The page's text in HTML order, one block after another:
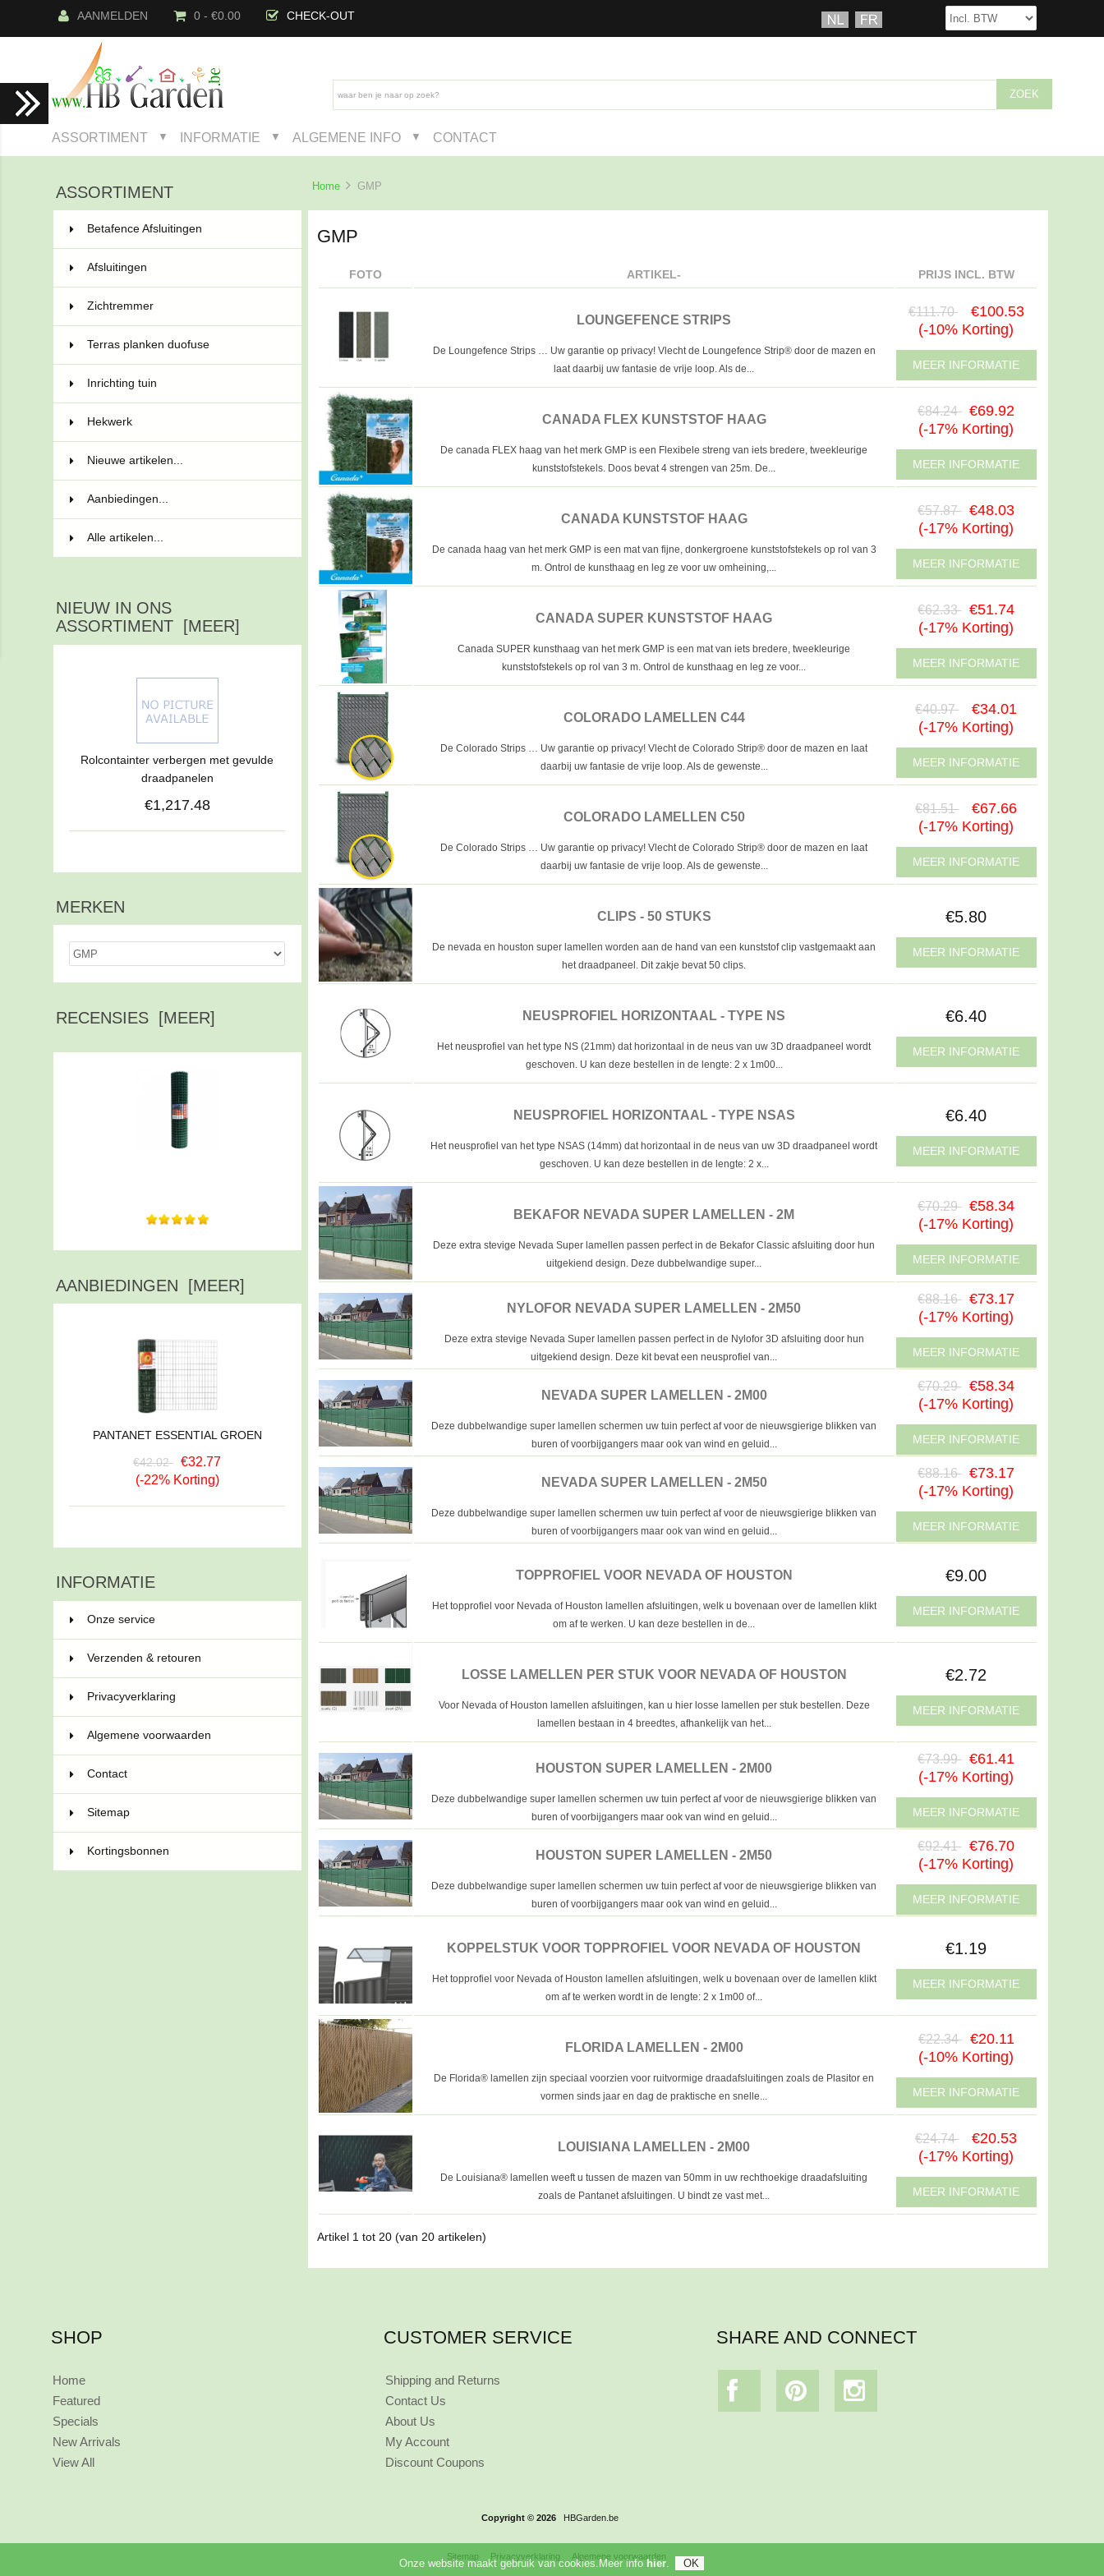
AANMELDEN 0 - €0.00 CHECK-OUT
ASSORTIMENT ▼ INFORMATIE ▼ ALGEMENE INFO ▼ CONTACT
ASSORTIMENT
Betafence Afsluitingen
Afsluitingen
Zichtremmer
Terras planken duofuse
Inrichting tuin
Hekwerk
Nieuwe artikelen...
Aanbiedingen...
Alle artikelen...
NIEUW IN ONS
ASSORTIMENT [MEER]
Rolcontainter verbergen met gevulde
draadpanelen
€1,217.48
MERKEN
RECENSIES [MEER]
AANBIEDINGEN [MEER]
PANTANET ESSENTIAL GROEN
€42.02
€32.77
(-22% Korting)
INFORMATIE
Onze service
Verzenden & retouren
Privacyverklaring
Algemene voorwaarden
Contact
Sitemap
Kortingsbonnen
Home GMP
GMP
FOTO ARTIKEL- PRIJS INCL. BTW
LOUNGEFENCE STRIPS
De Loungefence Strips … Uw garantie op privacy! Vlecht de Loungefence Strip® door de mazen en
laat daarbij uw fantasie de vrije loop. Als de...
€111.70
€100.53
(-10% Korting)
MEER INFORMATIE
CANADA FLEX KUNSTSTOF HAAG
De canada FLEX haag van het merk GMP is een Flexibele streng van iets bredere, tweekleurige
kunststofstekels. Doos bevat 4 strengen van 25m. De...
€84.24 €69.92
(-17% Korting)
MEER INFORMATIE
CANADA KUNSTSTOF HAAG
De canada haag van het merk GMP is een mat van fijne, donkergroene kunststofstekels op rol van 3
m. Ontrol de kunsthaag en leg ze voor uw omheining,...
€57.87 €48.03
(-17% Korting)
MEER INFORMATIE
CANADA SUPER KUNSTSTOF HAAG
Canada SUPER kunsthaag van het merk GMP is een mat van iets bredere, tweekleurige
kunststofstekels op rol van 3 m. Ontrol de kunsthaag en leg ze voor...
€62.33 €51.74
(-17% Korting)
MEER INFORMATIE
COLORADO LAMELLEN C44
De Colorado Strips … Uw garantie op privacy! Vlecht de Colorado Strip® door de mazen en laat
daarbij uw fantasie de vrije loop. Als de gewenste...
€40.97
€34.01
(-17% Korting)
MEER INFORMATIE
COLORADO LAMELLEN C50
De Colorado Strips … Uw garantie op privacy! Vlecht de Colorado Strip® door de mazen en laat
daarbij uw fantasie de vrije loop. Als de gewenste...
€81.51
€67.66
(-17% Korting)
MEER INFORMATIE
CLIPS - 50 STUKS
De nevada en houston super lamellen worden aan de hand van een kunststof clip vastgemaakt aan
het draadpaneel. Dit zakje bevat 50 clips.
€5.80
MEER INFORMATIE
NEUSPROFIEL HORIZONTAAL - TYPE NS
Het neusprofiel van het type NS (21mm) dat horizontaal in de neus van uw 3D draadpaneel wordt
geschoven. U kan deze bestellen in de lengte: 2 x 1m00...
€6.40
MEER INFORMATIE
NEUSPROFIEL HORIZONTAAL - TYPE NSAS
Het neusprofiel van het type NSAS (14mm) dat horizontaal in de neus van uw 3D draadpaneel wordt
geschoven. U kan deze bestellen in de lengte: 2 x...
€6.40
MEER INFORMATIE
BEKAFOR NEVADA SUPER LAMELLEN - 2M
Deze extra stevige Nevada Super lamellen passen perfect in de Bekafor Classic afsluiting door hun
uitgekiend design. Deze dubbelwandige super...
€70.29 €58.34
(-17% Korting)
MEER INFORMATIE
NYLOFOR NEVADA SUPER LAMELLEN - 2M50
Deze extra stevige Nevada Super lamellen passen perfect in de Nylofor 3D afsluiting door hun
uitgekiend design. Deze kit bevat een neusprofiel van...
€88.16 €73.17
(-17% Korting)
MEER INFORMATIE
NEVADA SUPER LAMELLEN - 2M00
Deze dubbelwandige super lamellen schermen uw tuin perfect af voor de nieuwsgierige blikken van
buren of voorbijgangers maar ook van wind en geluid...
€70.29 €58.34
(-17% Korting)
MEER INFORMATIE
NEVADA SUPER LAMELLEN - 2M50
Deze dubbelwandige super lamellen schermen uw tuin perfect af voor de nieuwsgierige blikken van
buren of voorbijgangers maar ook van wind en geluid...
€88.16 €73.17
(-17% Korting)
MEER INFORMATIE
TOPPROFIEL VOOR NEVADA OF HOUSTON
Het topprofiel voor Nevada of Houston lamellen afsluitingen, welk u bovenaan over de lamellen klikt
om af te werken. U kan deze bestellen in de...
€9.00
MEER INFORMATIE
LOSSE LAMELLEN PER STUK VOOR NEVADA OF HOUSTON
Voor Nevada of Houston lamellen afsluitingen, kan u hier losse lamellen per stuk bestellen. Deze
lamellen bestaan in 4 breedtes, afhankelijk van het...
€2.72
MEER INFORMATIE
HOUSTON SUPER LAMELLEN - 2M00
Deze dubbelwandige super lamellen schermen uw tuin perfect af voor de nieuwsgierige blikken van
buren of voorbijgangers maar ook van wind en geluid...
€73.99 €61.41
(-17% Korting)
MEER INFORMATIE
HOUSTON SUPER LAMELLEN - 2M50
Deze dubbelwandige super lamellen schermen uw tuin perfect af voor de nieuwsgierige blikken van
buren of voorbijgangers maar ook van wind en geluid...
€92.41 €76.70
(-17% Korting)
MEER INFORMATIE
KOPPELSTUK VOOR TOPPROFIEL VOOR NEVADA OF HOUSTON
Het topprofiel voor Nevada of Houston lamellen afsluitingen, welk u bovenaan over de lamellen klikt
om af te werken wordt in de lengte: 2 x 1m00 of...
€1.19
MEER INFORMATIE
FLORIDA LAMELLEN - 2M00
De Florida® lamellen zijn speciaal voorzien voor ruitvormige draadafsluitingen zoals de Plasitor en
vormen sinds jaar en dag de praktische en snelle...
€22.34 €20.11
(-10% Korting)
MEER INFORMATIE
LOUISIANA LAMELLEN - 2M00
De Louisiana® lamellen weeft u tussen de mazen van 50mm in uw rechthoekige draadafsluiting
zoals de Pantanet afsluitingen. U bindt ze vast met...
€24.74
€20.53
(-17% Korting)
MEER INFORMATIE
Artikel 1 tot 20(van 20artikelen)
SHOP
Home
Featured
Specials
New Arrivals
View All
CUSTOMER SERVICE
Shipping and Returns
Contact Us
About Us
My Account
Discount Coupons
SHARE AND CONNECT
Copyright © 2026 HBGarden.be
Sitemap Privacyverklaring Algemene voorwaarden
Onze website maakt gebruik van cookies.Meer infohier.